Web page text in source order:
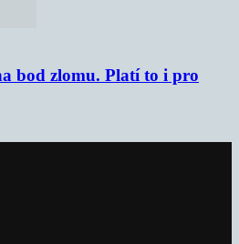
bod zlomu. Platí to i pro